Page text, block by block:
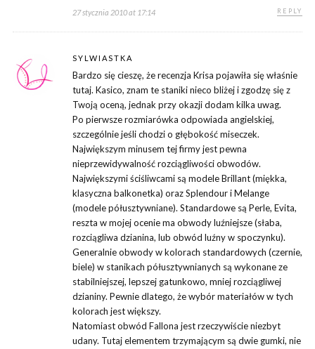
27 stycznia 2010 at 17:14 REPLY
SYLWIASTKA
Bardzo się cieszę, że recenzja Krisa pojawiła się właśnie
tutaj. Kasico, znam te staniki nieco bliżej i zgodzę się z
Twoją oceną, jednak przy okazji dodam kilka uwag.
Po pierwsze rozmiarówka odpowiada angielskiej,
szczególnie jeśli chodzi o głębokość miseczek.
Największym minusem tej firmy jest pewna
nieprzewidywalność rozciągliwości obwodów.
Największymi ściśliwcami są modele Brillant (miękka,
klasyczna balkonetka) oraz Splendour i Melange
(modele półusztywniane). Standardowe są Perle, Evita,
reszta w mojej ocenie ma obwody luźniejsze (słaba,
rozciągliwa dzianina, lub obwód luźny w spoczynku).
Generalnie obwody w kolorach standardowych (czernie,
biele) w stanikach półusztywnianych są wykonane ze
stabilniejszej, lepszej gatunkowo, mniej rozciągliwej
dzianiny. Pewnie dlatego, że wybór materiałów w tych
kolorach jest większy.
Natomiast obwód Fallona jest rzeczywiście niezbyt
udany. Tutaj elementem trzymającym są dwie gumki, nie